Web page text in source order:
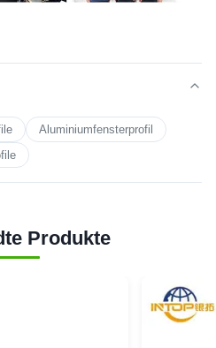
Aluminiumfensterprofil
Produkte